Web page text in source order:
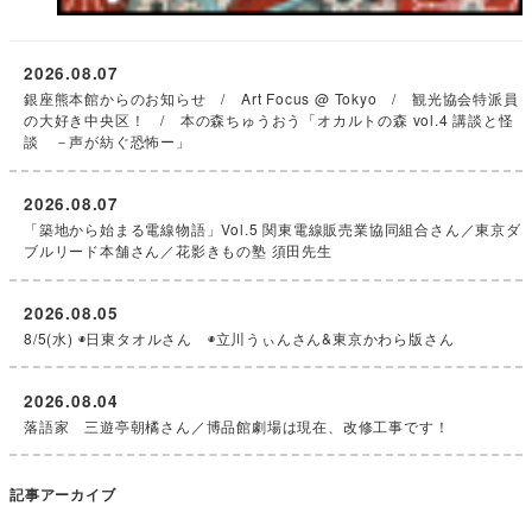
銀座熊本館からのお知らせ / Art Focus @ Tokyo / 観光協会特派員
の大好き中央区！ / 本の森ちゅうおう「オカルトの森 vol.4 講談と怪
談 －声が紡ぐ恐怖ー」
2026.08.07
「築地から始まる電線物語」Vol.5 関東電線販売業協同組合さん／東京ダ
ブルリード本舗さん／花影きもの塾 須田先生
2026.08.07
8/5(水) ◉日東タオルさん ◉立川うぃんさん&東京かわら版さん
2026.08.05
落語家 三遊亭朝橘さん／博品館劇場は現在、改修工事です！
2026.08.04
記事アーカイブ